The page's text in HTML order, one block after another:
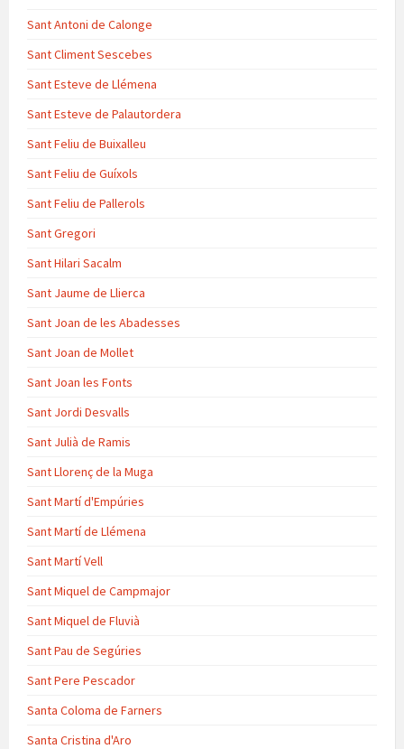
Sant Antoni de Calonge
Sant Climent Sescebes
Sant Esteve de Llémena
Sant Esteve de Palautordera
Sant Feliu de Buixalleu
Sant Feliu de Guíxols
Sant Feliu de Pallerols
Sant Gregori
Sant Hilari Sacalm
Sant Jaume de Llierca
Sant Joan de les Abadesses
Sant Joan de Mollet
Sant Joan les Fonts
Sant Jordi Desvalls
Sant Julià de Ramis
Sant Llorenç de la Muga
Sant Martí d'Empúries
Sant Martí de Llémena
Sant Martí Vell
Sant Miquel de Campmajor
Sant Miquel de Fluvià
Sant Pau de Segúries
Sant Pere Pescador
Santa Coloma de Farners
Santa Cristina d'Aro